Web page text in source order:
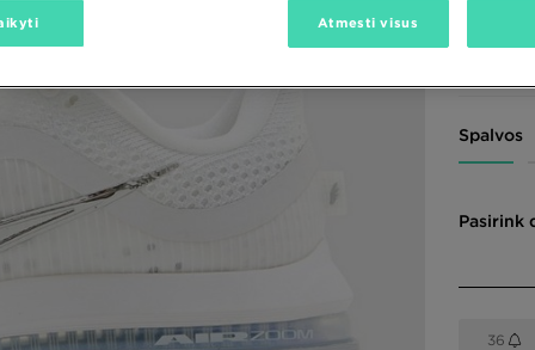
210,00 €
Spalvos
Pasirink
36
Atmesti visus